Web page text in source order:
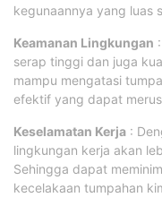
kegunaannya yang luas
Keamanan Lingkungan
serap tinggi dan juga
mampu mengatasi
efektif yang dapat
Keselamatan Kerja :
lingkungan kerja akan
Sehingga dapat
kecelakaan tumpahan